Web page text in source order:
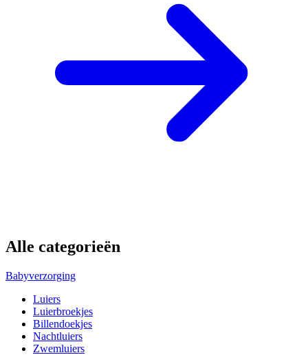
Alle categorieën
Babyverzorging
Luiers
Luierbroekjes
Billendoekjes
Nachtluiers
Zwemluiers